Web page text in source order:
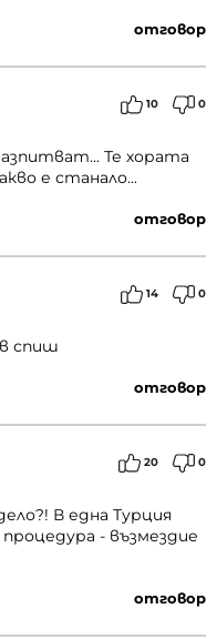
отговор
10 0
Те хората
е станало...
отговор
14 0
спиш
отговор
20 0
В една Турция
- възмездие
отговор